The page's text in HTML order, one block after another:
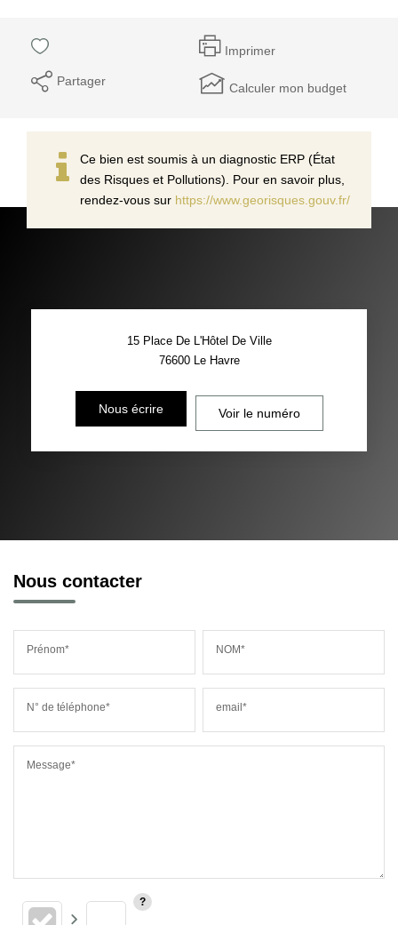
Imprimer
Partager Calculer mon budget
Ce bien est soumis à un diagnostic ERP (État
des Risques et Pollutions). Pour en savoir plus,
rendez-vous sur https://www.georisques.gouv.fr/
15 Place De L'Hôtel De Ville
76600 Le Havre
Nous écrire Voir le numéro
Nous contacter
Prénom* NOM*
N° de téléphone* email*
Message*